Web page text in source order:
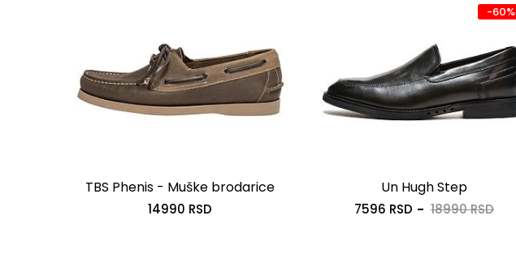
TBS Phenis - Muške brodarice
14990 RSD
-60%
Un Hugh Step
7596 RSD 18990 RSD